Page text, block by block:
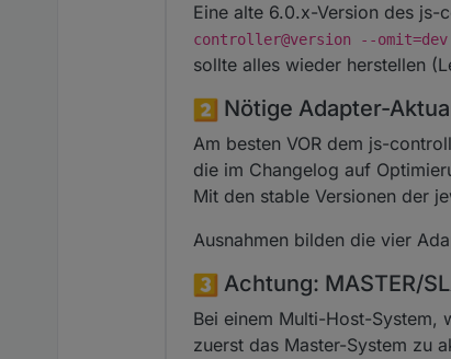
Eine alte 6.0.x-Version des
controller@version --omit=dev
sollte alles wieder herstellen
Nötige Adapter-
Am besten VOR dem js-
die im Changelog auf
Mit den stable Versionen der
Ausnahmen bilden die vier
Achtung: MASTER/
Bei einem Multi-Host-System,
zuerst das Master-System zu